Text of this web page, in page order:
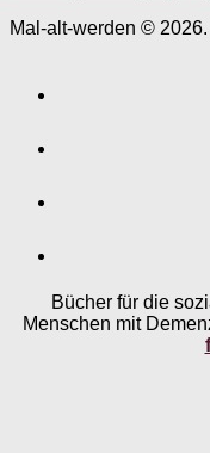
Mal-alt-werden ©
Bücher für die
Menschen mit